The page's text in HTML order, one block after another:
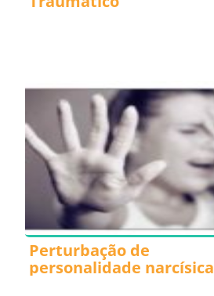
Perturbação de
personalidade narcísica